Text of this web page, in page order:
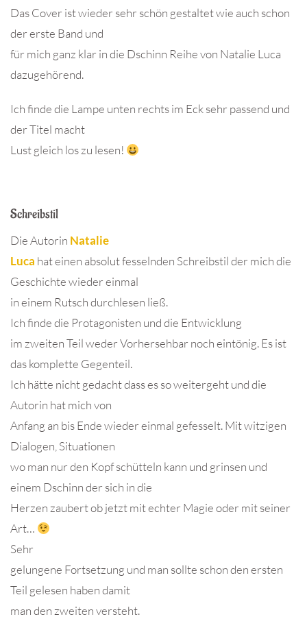
Das Cover ist wieder sehr schön gestaltet wie auch schon
der erste Band und
für mich ganz klar in die Dschinn Reihe von Natalie Luca
dazugehörend.
Ich finde die Lampe unten rechts im Eck sehr passend und
der Titel macht
Lust gleich los zu lesen!
Schreibstil
Die Autorin Natalie
Luca hat einen absolut fesselnden Schreibstil der mich die
Geschichte wieder einmal
in einem Rutsch durchlesen ließ.
Ich finde die Protagonisten und die Entwicklung
im zweiten Teil weder Vorhersehbar noch eintönig. Es ist
das komplette Gegenteil.
Ich hätte nicht gedacht dass es so weitergeht und die
Autorin hat mich von
Anfang an bis Ende wieder einmal gefesselt. Mit witzigen
Dialogen, Situationen
wo man nur den Kopf schütteln kann und grinsen und
einem Dschinn der sich in die
Herzen zaubert ob jetzt mit echter Magie oder mit seiner
Art…
Sehr
gelungene Fortsetzung und man sollte schon den ersten
Teil gelesen haben damit
man den zweiten versteht.